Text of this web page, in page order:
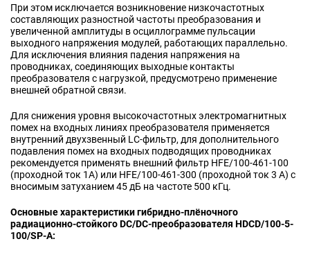
При этом исключается возникновение низкочастотных
составляющих разностной частоты преобразования и
увеличенной амплитуды в осциллограмме пульсации
выходного напряжения модулей, работающих параллельно.
Для исключения влияния падения напряжения на
проводниках, соединяющих выходные контакты
преобразователя с нагрузкой, предусмотрено применение
внешней обратной связи.
Для снижения уровня высокочастотных электромагнитных
помех на входных линиях преобразователя применяется
внутренний двухзвенный LC-фильтр, для дополнительного
подавления помех на входных подводящих проводниках
рекомендуется применять внешний фильтр HFE/100-461-100
(проходной ток 1А) или HFE/100-461-300 (проходной ток 3 A) с
вносимым затуханием 45 дБ на частоте 500 кГц.
Основные характеристики гибридно-плёночного
радиационно-стойкого DC/DC-преобразователя HDCD/100-5-
100/SP-A: